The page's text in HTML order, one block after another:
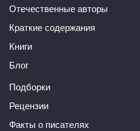
Отечественные авторы
Краткие содержания
Книги
Блог
Подборки
Рецензии
Факты о писателях